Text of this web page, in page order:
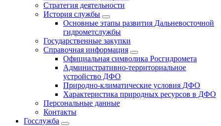
Стратегия деятельности
История службы
Основные этапы развития Дальневосточной
гидрометслужбы
Государственные закупки
Справочная информация
Официальная символика Росгидромета
Административно-территориальное
устройство ДФО
Природно-климатические условия ДФО
Характеристика природных ресурсов в ДФО
Персональные данные
Контакты
Госслужба